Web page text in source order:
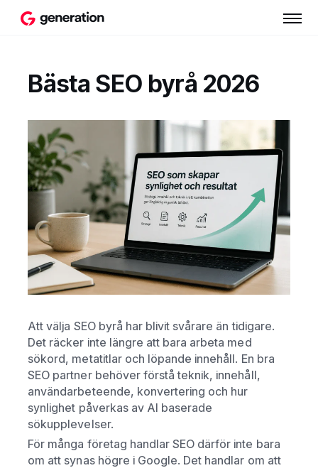
Bästa SEO byrå 2026
Att välja SEO byrå har blivit svårare än tidigare.
Det räcker inte längre att bara arbeta med
sökord, metatitlar och löpande innehåll. En bra
SEO partner behöver förstå teknik, innehåll,
användarbeteende, konvertering och hur
synlighet påverkas av AI baserade
sökupplevelser.
För många företag handlar SEO därför inte bara
om att synas högre i Google. Det handlar om att